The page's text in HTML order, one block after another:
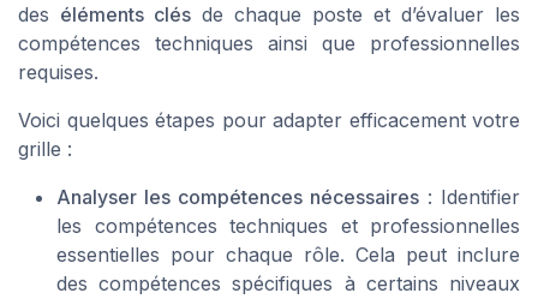
des éléments clés de chaque poste et d’évaluer les
compétences techniques ainsi que professionnelles
requises.
Voici quelques étapes pour adapter efficacement votre
grille :
Analyser les compétences nécessaires : Identifier
les compétences techniques et professionnelles
essentielles pour chaque rôle. Cela peut inclure
des compétences spécifiques à certains niveaux